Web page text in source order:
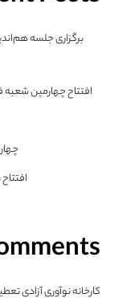
برگزاری جلسه
افتتاح چهارمین شعبه
کارخانه نوآوری